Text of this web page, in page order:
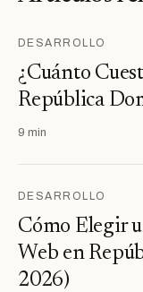
DESARROLLO
¿Cuánto
República
9 min
DESARROLLO
Cómo Elegir
Web en
2026)